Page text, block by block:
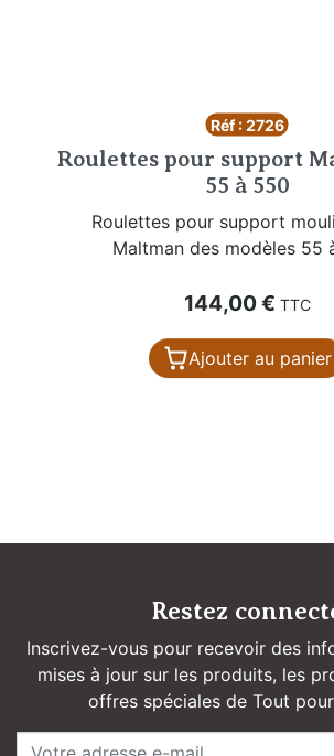
Réf : 2726
Roulettes pour support
55 à 550
Roulettes pour support
Maltman des modèles 55
Prix
144,00 € TTC
Ajouter au panier
Restez
Inscrivez-vous pour recevoir des
mises à jour sur les produits, les
offres spéciales de Tout